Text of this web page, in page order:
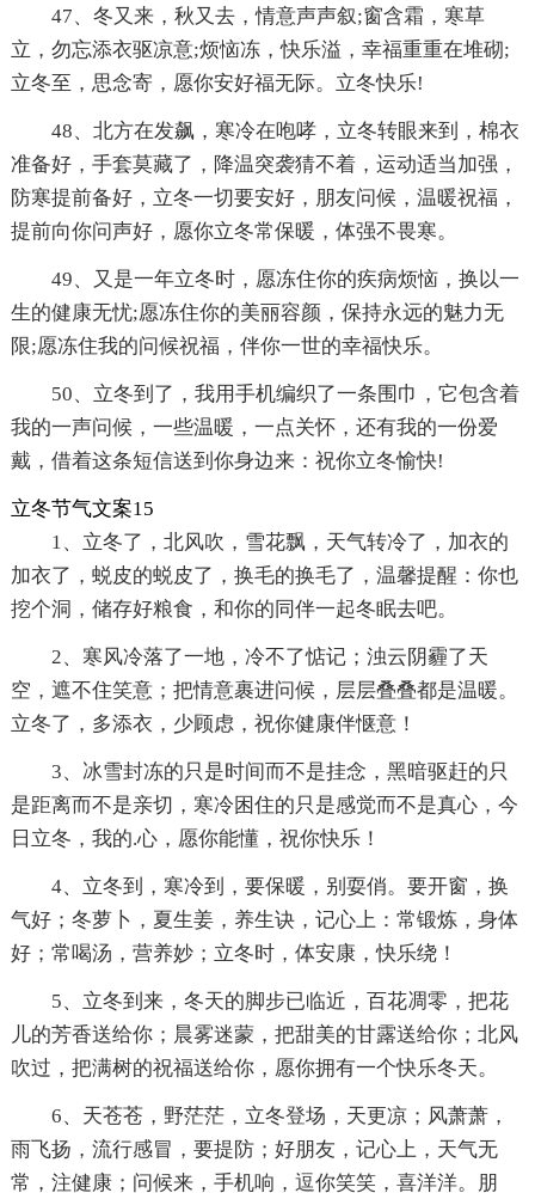
47、冬又来，秋又去，情意声声叙;窗含霜，寒草
立，勿忘添衣驱凉意;烦恼冻，快乐溢，幸福重重在堆砌;
立冬至，思念寄，愿你安好福无际。立冬快乐!
48、北方在发飙，寒冷在咆哮，立冬转眼来到，棉衣
准备好，手套莫藏了，降温突袭猜不着，运动适当加强，
防寒提前备好，立冬一切要安好，朋友问候，温暖祝福，
提前向你问声好，愿你立冬常保暖，体强不畏寒。
49、又是一年立冬时，愿冻住你的疾病烦恼，换以一
生的健康无忧;愿冻住你的美丽容颜，保持永远的魅力无
限;愿冻住我的问候祝福，伴你一世的幸福快乐。
50、立冬到了，我用手机编织了一条围巾，它包含着
我的一声问候，一些温暖，一点关怀，还有我的一份爱
戴，借着这条短信送到你身边来：祝你立冬愉快!
立冬节气文案15
1、立冬了，北风吹，雪花飘，天气转冷了，加衣的
加衣了，蜕皮的蜕皮了，换毛的换毛了，温馨提醒：你也
挖个洞，储存好粮食，和你的同伴一起冬眠去吧。
2、寒风冷落了一地，冷不了惦记；浊云阴霾了天
空，遮不住笑意；把情意裹进问候，层层叠叠都是温暖。
立冬了，多添衣，少顾虑，祝你健康伴惬意！
3、冰雪封冻的只是时间而不是挂念，黑暗驱赶的只
是距离而不是亲切，寒冷困住的只是感觉而不是真心，今
日立冬，我的.心，愿你能懂，祝你快乐！
4、立冬到，寒冷到，要保暖，别耍俏。要开窗，换
气好；冬萝卜，夏生姜，养生诀，记心上：常锻炼，身体
好；常喝汤，营养妙；立冬时，体安康，快乐绕！
5、立冬到来，冬天的脚步已临近，百花凋零，把花
儿的芳香送给你；晨雾迷蒙，把甜美的甘露送给你；北风
吹过，把满树的祝福送给你，愿你拥有一个快乐冬天。
6、天苍苍，野茫茫，立冬登场，天更凉；风萧萧，
雨飞扬，流行感冒，要提防；好朋友，记心上，天气无
常，注健康；问候来，手机响，逗你笑笑，喜洋洋。朋